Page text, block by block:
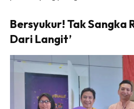
Bersyukur! Tak Sangka
Dari Langit’